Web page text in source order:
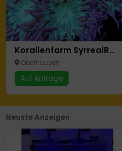
Korallenfarm SyrrealReef - Beim CentrO Oberhausen
Oberhausen
Auf Anfrage
Neuste Anzeigen